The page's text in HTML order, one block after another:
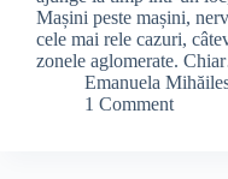
Mașini peste mașini,
cele mai rele cazuri,
zonele aglomerate.
Emanuela
1 Comment